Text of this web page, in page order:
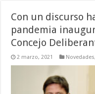
Con un discurso
pandemia
Concejo
2 marzo, 2021 Novedades,